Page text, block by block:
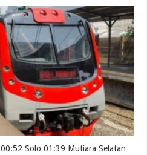
00:52 Solo 01:39 Mutiara Selatan